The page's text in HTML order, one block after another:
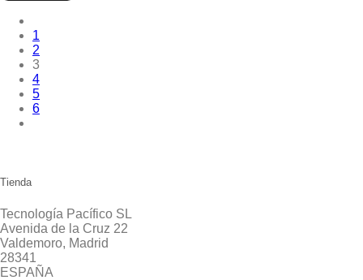
1
2
3
4
5
6
Tienda
Tecnología Pacífico SL
Avenida de la Cruz 22
Valdemoro, Madrid
28341
ESPAÑA